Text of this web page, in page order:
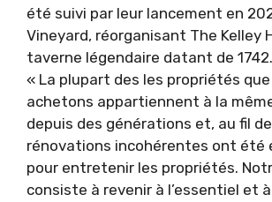
été suivi par leur lancement en
Vineyard, réorganisant The Kelley
taverne légendaire datant de
« La plupart des les propriétés
achetons appartiennent à la
depuis des générations et, au fil
rénovations incohérentes ont été
pour entretenir les propriétés.
consiste à revenir à l’essentiel et